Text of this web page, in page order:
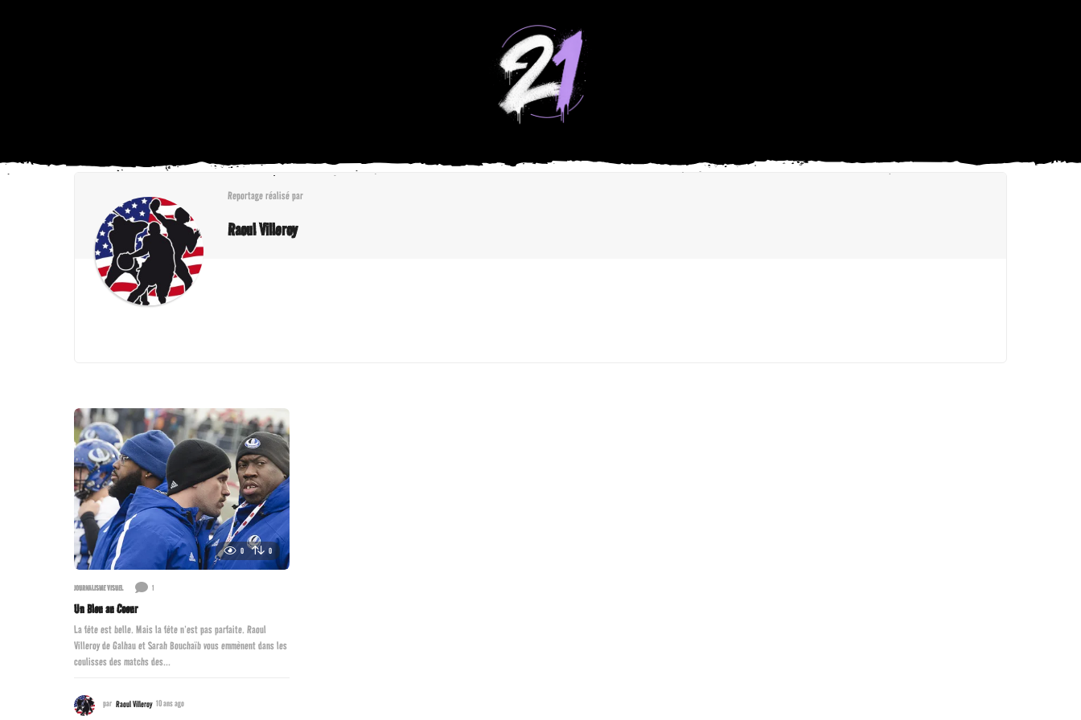
Reportage réalisé par
Raoul Villeroy
0 0
JOURNALISME VISUEL 1
Un Bleu au Coeur
La fête est belle. Mais la fête n’est pas parfaite. Raoul
Villeroy de Galhau et Sarah Bouchaïb vous emmènent dans les
coulisses des matchs des...
par Raoul Villeroy 10 ans ago